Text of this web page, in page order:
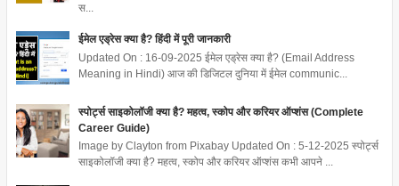
स...
ईमेल एड्रेस क्या है? हिंदी में पूरी जानकारी
Updated On : 16-09-2025 ईमेल एड्रेस क्या है? (Email Address
Meaning in Hindi) आज की डिजिटल दुनिया में ईमेल communic...
स्पोर्ट्स साइकोलॉजी क्या है? महत्व, स्कोप और करियर ऑप्शंस (Complete
Career Guide)
Image by Clayton from Pixabay Updated On : 5-12-2025 स्पोर्ट्स
साइकोलॉजी क्या है? महत्व, स्कोप और करियर ऑप्शंस कभी आपने ...